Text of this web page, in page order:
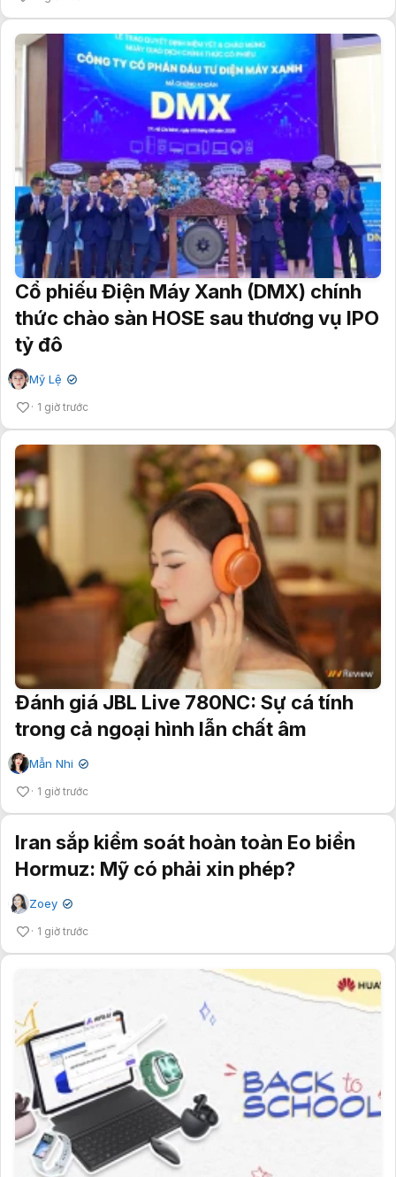
Cổ phiếu Điện Máy Xanh (DMX) chính
thức chào sàn HOSE sau thương vụ IPO
tỷ đô
Mỹ Lệ ✔
1 giờ trước
Đánh giá JBL Live 780NC: Sự cá tính
trong cả ngoại hình lẫn chất âm
Mẫn Nhi ✔
1 giờ trước
Iran sắp kiểm soát hoàn toàn Eo biển
Hormuz: Mỹ có phải xin phép?
Zoey ✔
1 giờ trước